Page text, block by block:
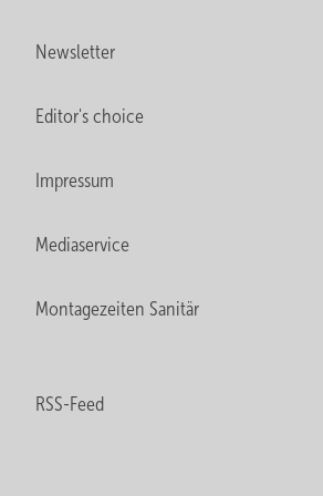
Newsletter
Editor's choice
Impressum
Mediaservice
Montagezeiten Sanitär
RSS-Feed